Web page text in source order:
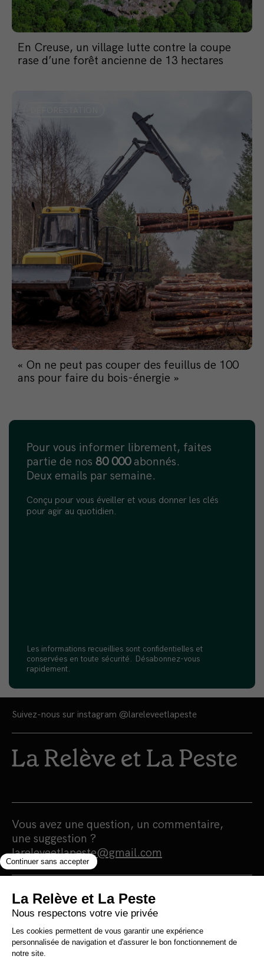
En Creuse, un village lutte contre la coupe
rase d’une forêt ancienne de 13 hectares
« On ne peut pas couper des feuillus de 100
ans pour faire du bois-énergie »
Pour vous informer librement, faites
partie de nos 80 000abonnés.
Deux emails par semaine.
Conçu pour vous éveiller et vous donner les clés
pour agir au quotidien.
Les informations recueillies sont confidentielles et
conservées en toute sécurité. Désabonnez-vous
rapidement.
Suivez-nous sur instagram @lareleveetlapeste
Vous avez une question, un commentaire,
une suggestion ?
lareleveetlapeste@gmail.com
Nous sommes une maison d'édition et un
média 100% indépendants qui
s'autofinancent en totale autonomie.
Notre portée est humaniste, écologiste et
surtout antiraciste. Nous nous finançons